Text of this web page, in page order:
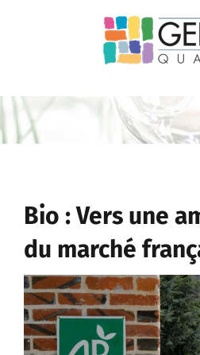
Bio : Vers une
du marché